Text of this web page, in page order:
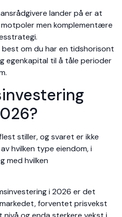
lander på er at
motpoler men komplementære
om du har en tidshorisont
egenkapital til å tåle perioder
stiller, og svaret er ikke
hvilken type eiendom, i
med hvilken
i 2026 er det
forventet prisvekst